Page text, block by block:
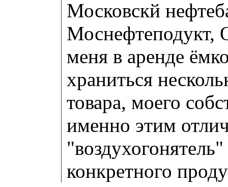
Московскй
Моснефтеподукт,
меня в аренде
храниться
товара, моего
именно этим
конкретного